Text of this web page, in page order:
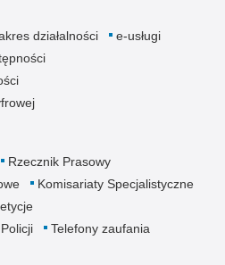
działalności
e-usługi
Rzecznik Prasowy
Komisariaty Specjalistyczne
Telefony zaufania